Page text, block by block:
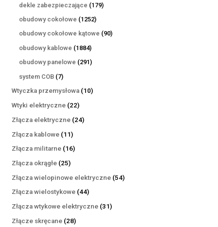
produktów
dekle zabezpieczające 179179
obudowy cokołowe 12521252
produkty
obudowy cokołowe kątowe 9090
obudowy kablowe 18841884
produkty
obudowy panelowe 291291
system COB 77
produktów
Wtyczka przemysłowa 1010
Wtyki elektryczne 2222
produkty
Złącza elektryczne 2424
Złącza kablowe 1111
produktów
Złącza militarne 1616
Złącza okrągłe 2525
produktów
Złącza wielopinowe elektryczne 5454
Złącza wielostykowe 4444
produkty
Złącza wtykowe elektryczne 3131
Złącze skręcane 2828